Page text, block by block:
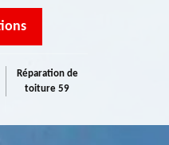
Réparation de
toiture 59